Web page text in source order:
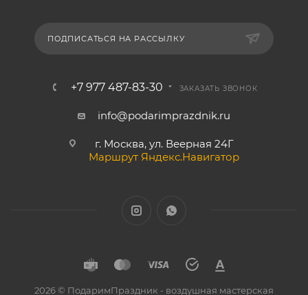
ПОДПИСАТЬСЯ НА РАССЫЛКУ
+7 977 487-83-30 ЗАКАЗАТЬ ЗВОНОК
info@podarimprazdnik.ru
г. Москва, ул. Веерная 24Г
Маршрут Яндекс.Навигатор
2026 © ПодаримПраздник - воздушная мастерская